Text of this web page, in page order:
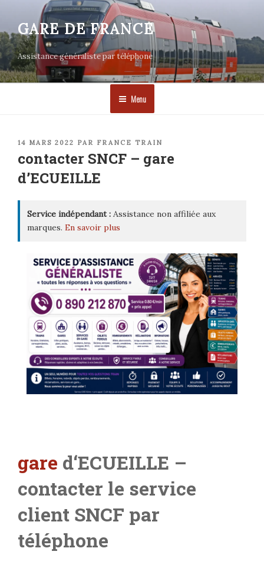
contenu
principal
GARE DE FRANCE
Assistance généraliste par téléphone
Menu
PUBLIÉ
14 MARS 2022 PAR FRANCE TRAIN
contacter SNCF – gare
d’ECUEILLE
Service indépendant : Assistance non affiliée aux
marques. En savoir plus
gare d‘ECUEILLE –
contacter le service
client SNCF par
téléphone